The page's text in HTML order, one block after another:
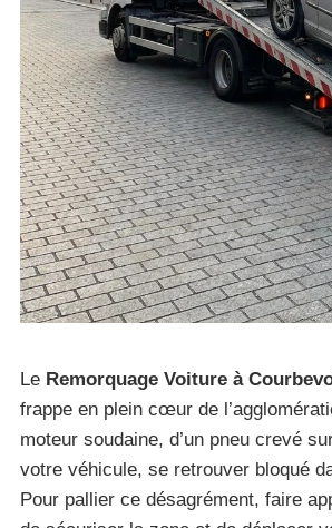
Le Remorquage Voiture à
frappe en plein cœur de
moteur soudaine, d’un pneu crevé
votre véhicule, se retrouver bloqué
Pour pallier ce désagrément, faire